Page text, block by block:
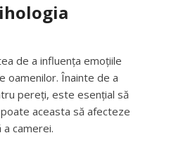
de a influența emoțiile
oamenilor. Înainte de a
pereți, este esențial să
aceasta să afecteze
camerei.